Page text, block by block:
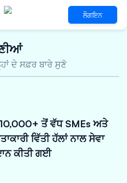
ਲੌਗਇਨ
ਵਿੱਤੀ ਹੱਲ
ਇਲੈਕਟ੍ਰੀਕਲ
ਦੀ ਜਾਂਚ ਕਰੋ
ਦੇ ਸਫ਼ਰ ਬਾਰੇ ਸੁਣੋ
ਤੋਂ ਵੱਧ SMEs ਅਤੇ
ਵਿੱਤੀ ਹੱਲਾਂ ਨਾਲ ਸੇਵਾ
ਕੀਤੀ ਗਈ